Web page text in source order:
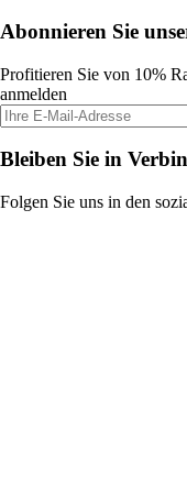
Abonnieren Sie
Profitieren Sie von 10%
anmelden
Bleiben Sie in
Folgen Sie uns in den